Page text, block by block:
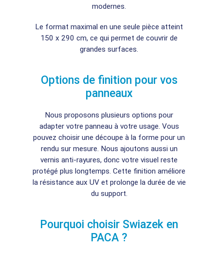
modernes.
Le format maximal en une seule pièce atteint
150 x 290 cm, ce qui permet de couvrir de
grandes surfaces.
Options de finition pour vos
panneaux
Nous proposons plusieurs options pour
adapter votre panneau à votre usage. Vous
pouvez choisir une découpe à la forme pour un
rendu sur mesure. Nous ajoutons aussi un
vernis anti-rayures, donc votre visuel reste
protégé plus longtemps. Cette finition améliore
la résistance aux UV et prolonge la durée de vie
du support.
Pourquoi choisir Swiazek en
PACA ?